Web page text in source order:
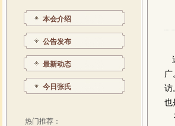
本会介绍
公告发布
最新动态
今日张氏
热门推荐：
广
访
也